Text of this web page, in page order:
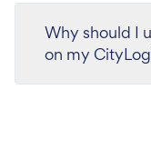
Why should I
on my